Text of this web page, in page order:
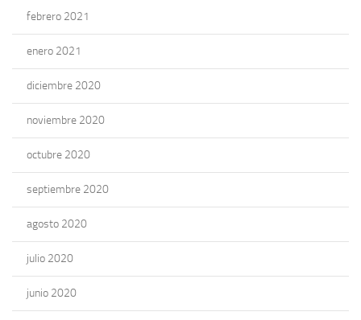
febrero 2021
enero 2021
diciembre 2020
noviembre 2020
octubre 2020
septiembre 2020
agosto 2020
julio 2020
junio 2020